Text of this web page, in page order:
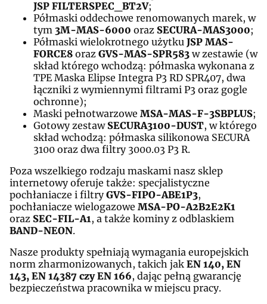
JSP FILTERSPEC_BT2V;
Półmaski oddechowe renomowanych marek, w
tym 3M-MAS-6000 oraz SECURA-MAS3000;
Półmaski wielokrotnego użytku JSP MAS-
FORCE8 oraz GVS-MAS-SPR583 w zestawie (w
skład którego wchodzą: półmaska wykonana z
TPE Maska Elipse Integra P3 RD SPR407, dwa
łączniki z wymiennymi filtrami P3 oraz gogle
ochronne);
Maski pełnotwarzowe MSA-MAS-F-3SBPLUS;
Gotowy zestaw SECURA3100-DUST, w którego
skład wchodzą: półmaska silikonowa SECURA
3100 oraz dwa filtry 3000.03 P3 R.
Poza wszelkiego rodzaju maskami nasz sklep
internetowy oferuje także: specjalistyczne
pochłaniacze i filtryGVS-FIPO-ABE1P3,
pochłaniacze wielogazowe MSA-PO-A2B2E2K1
oraz SEC-FIL-A1, a także kominy z odblaskiem
BAND-NEON.
Nasze produkty spełniają wymagania europejskich
norm zharmonizowanych, takich jak EN 140, EN
143, EN 14387 czy EN 166, dając pełną gwarancję
bezpieczeństwa pracownika w miejscu pracy.